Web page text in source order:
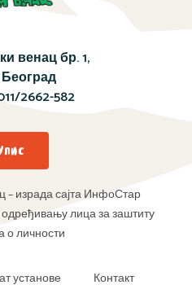
венац бр. 1,
2662-582
израда сајта ИнфоСтар
лица за заштиту
о личности
установе Контакт